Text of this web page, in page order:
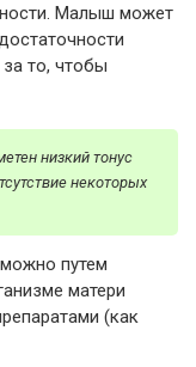
Малыш может
то, чтобы
низкий тонус
некоторых
путем
матери
(как